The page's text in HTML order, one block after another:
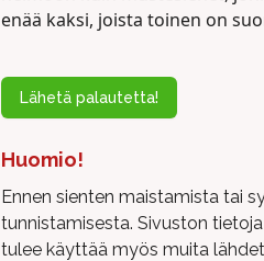
enää kaksi, joista toinen on
Lähetä palautetta!
Huomio!
Ennen sienten maistamista tai
tunnistamisesta. Sivuston
tulee käyttää myös muita